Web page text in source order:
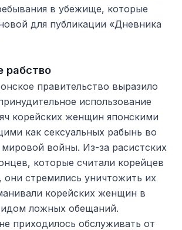
в убежище, которые
для публикации «Дневника
рабство
правительство выразило
использование
корейских женщин японскими
как сексуальных рабынь во
войны. Из-за расистских
которые считали корейцев
они стремились уничтожить их
корейских женщин в
ложных обещаний.
приходилось обслуживать от